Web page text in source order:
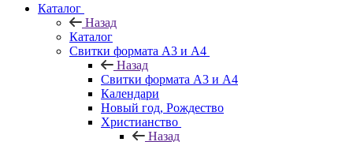
Каталог
Назад
Каталог
Свитки формата А3 и А4
Назад
Свитки формата А3 и А4
Календари
Новый год, Рождество
Христианство
Назад